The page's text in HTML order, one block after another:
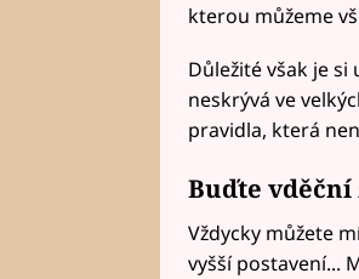
kterou můžeme
Důležité však je
neskrývá ve
pravidla, která
Buďte vděční
Vždycky můžete
vyšší postavení...